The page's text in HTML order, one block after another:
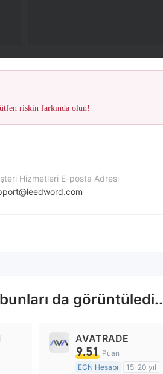
riskin farkında olun!
Hizmetleri E-posta Adresi
da görüntüledi..
AVATRADE
9.51 Puan
ECN Hesabı
15-20 yıl